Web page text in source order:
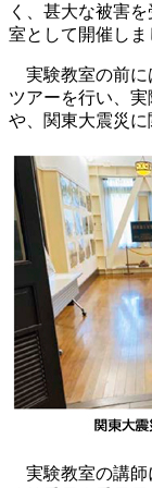
く、甚大な被害
室として開催しま
実験教室の前に
ツアーを行い、
や、関東大震災に
実験教室の講師